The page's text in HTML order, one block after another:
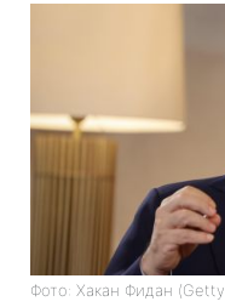
Фото: Хакан Фидан